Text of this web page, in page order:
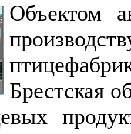
Объектом
Брестская